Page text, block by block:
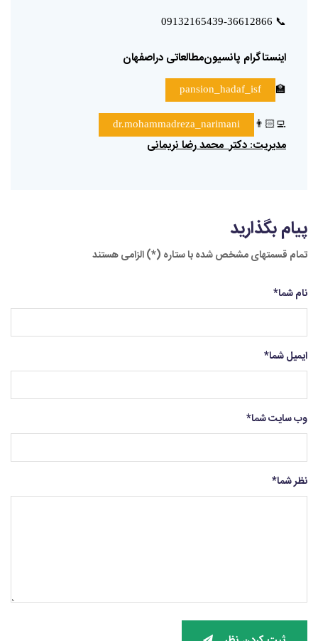
📞
اینستاگرام پانسیون‌مطالعاتی دراصفهان
🏫
pansion_hadaf_isf
👨🏻‍💻
dr.mohammadreza_narimani
مدیریت: دکتر محمدرضانریمانی
پیام بگذارید
تمام قسمتهای مشخص شده با ستاره (*) الزامی هستند
نام شما*
ایمیل شما*
وب سایت شما*
نظر شما*